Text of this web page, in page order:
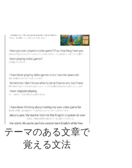
テーマのある文章で
覚える文法